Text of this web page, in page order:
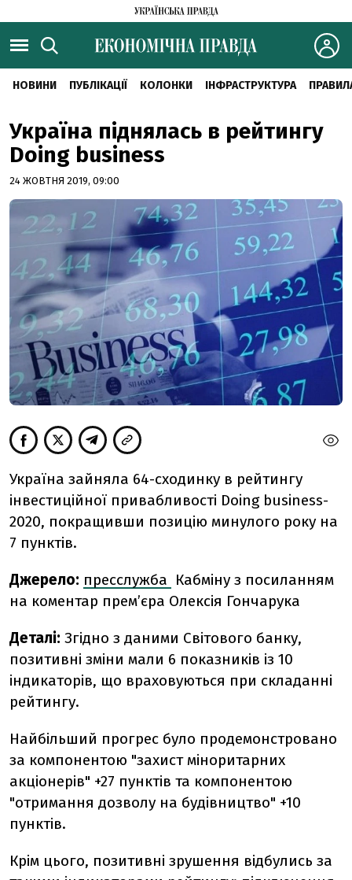
НОВИНИ ПУБЛІКАЦІЇ КОЛОНКИ ІНФРАСТРУКТУРА
Україна піднялась в рейтингу
Doing business
24 ЖОВТНЯ 2019, 09:00
Україна зайняла 64-сходинку в рейтингу
інвестиційної привабливості Doing business-
2020, покращивши позицію минулого року на
7 пунктів.
Джерело: пресслужба Кабміну з посиланням
на коментар прем’єра Олексія Гончарука
Деталі: Згідно з даними Світового банку,
позитивні зміни мали 6 показників із 10
індикаторів, що враховуються при складанні
рейтингу.
Найбільший прогрес було продемонстровано
за компонентою "захист міноритарних
акціонерів" +27 пунктів та компонентою
"отримання дозволу на будівництво" +10
пунктів.
Крім цього, позитивні зрушення відбулись за